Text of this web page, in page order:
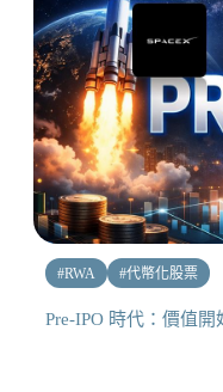
#RWA #代幣化股票
Pre-IPO 時代：價值